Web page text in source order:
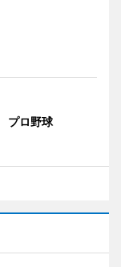
プロ野球